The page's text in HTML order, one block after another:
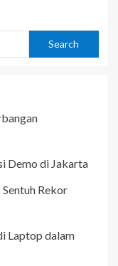
Search
Demo di Jakarta
Rekor
Laptop dalam